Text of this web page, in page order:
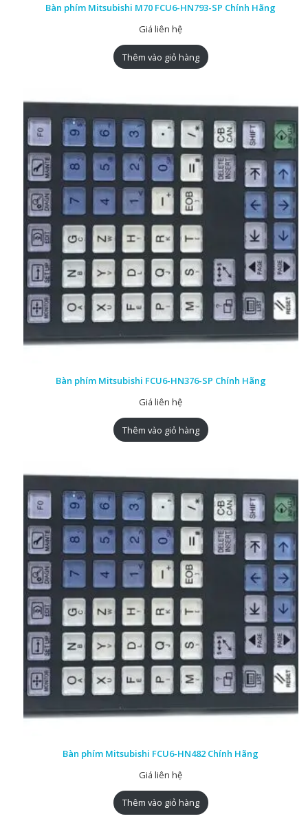
Bàn phím Mitsubishi M70 FCU6-HN793-SP Chính Hãng
Giá liên hệ
Thêm vào giỏ hàng
Bàn phím Mitsubishi FCU6-HN376-SP Chính Hãng
Giá liên hệ
Thêm vào giỏ hàng
Bàn phím Mitsubishi FCU6-HN482 Chính Hãng
Giá liên hệ
Thêm vào giỏ hàng